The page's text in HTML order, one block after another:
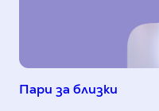
Пари за близки